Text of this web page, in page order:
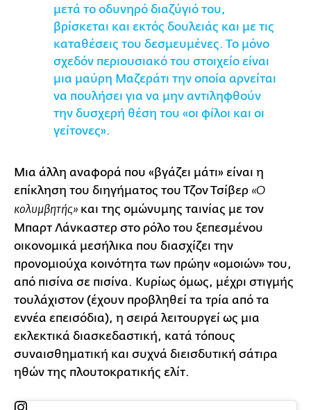
μετά το οδυνηρό διαζύγιό του,
βρίσκεται και εκτός δουλειάς και με τις
καταθέσεις του δεσμευμένες. Το μόνο
σχεδόν περιουσιακό του στοιχείο είναι
μια μαύρη Μαζεράτι την οποία αρνείται
να πουλήσει για να μην αντιληφθούν
την δυσχερή θέση του «οι φίλοι και οι
γείτονες».
Μια άλλη αναφορά που «βγάζει μάτι» είναι η
επίκληση του διηγήματος του Τζον Τσίβερ «Ο
κολυμβητής» και της ομώνυμης ταινίας με τον
Μπαρτ Λάνκαστερ στο ρόλο του ξεπεσμένου
οικονομικά μεσήλικα που διασχίζει την
προνομιούχα κοινότητα των πρώην «ομοιών» του,
από πισίνα σε πισίνα. Κυρίως όμως, μέχρι στιγμής
τουλάχιστον (έχουν προβληθεί τα τρία από τα
εννέα επεισόδια), η σειρά λειτουργεί ως μια
εκλεκτικά διασκεδαστική, κατά τόπους
συναισθηματική και συχνά διεισδυτική σάτιρα
ηθών της πλουτοκρατικής ελίτ.